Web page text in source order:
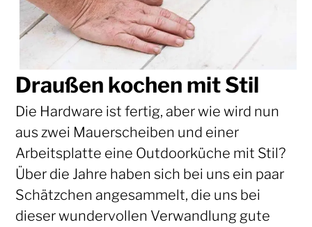
Draußen kochen mit Stil
Die Hardware ist fertig, aber wie wird nun
aus zwei Mauerscheiben und einer
Arbeitsplatte eine Outdoorküche mit Stil?
Über die Jahre haben sich bei uns ein paar
Schätzchen angesammelt, die uns bei
dieser wundervollen Verwandlung gute